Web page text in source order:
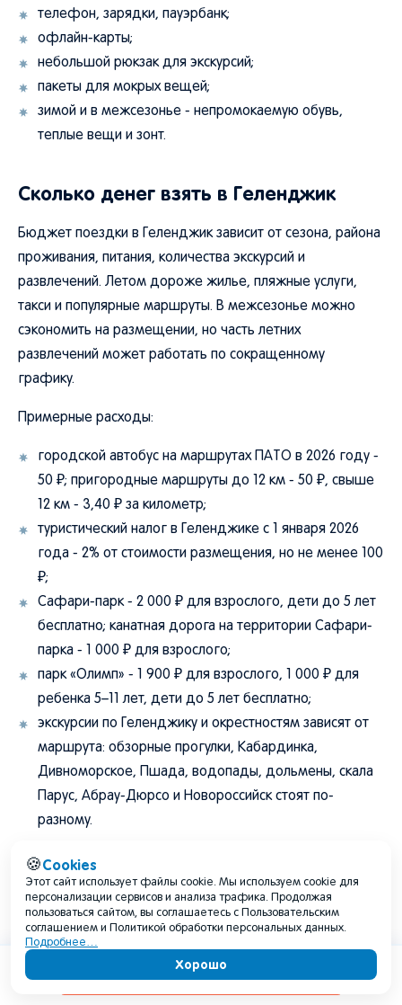
телефон, зарядки, пауэрбанк;
офлайн-карты;
небольшой рюкзак для экскурсий;
пакеты для мокрых вещей;
зимой и в межсезонье - непромокаемую обувь,
теплые вещи и зонт.
Сколько денег взять в Геленджик
Бюджет поездки в Геленджик зависит от сезона, района
проживания, питания, количества экскурсий и
развлечений. Летом дороже жилье, пляжные услуги,
такси и популярные маршруты. В межсезонье можно
сэкономить на размещении, но часть летних
развлечений может работать по сокращенному
графику.
Примерные расходы:
городской автобус на маршрутах ПАТО в 2026 году -
50 ₽; пригородные маршруты до 12 км - 50 ₽, свыше
12 км - 3,40 ₽ за километр;
туристический налог в Геленджике с 1 января 2026
года - 2% от стоимости размещения, но не менее 100
₽;
Сафари-парк - 2 000 ₽ для взрослого, дети до 5 лет
бесплатно; канатная дорога на территории Сафари-
парка - 1 000 ₽ для взрослого;
парк «Олимп» - 1 900 ₽ для взрослого, 1 000 ₽ для
ребенка 5–11 лет, дети до 5 лет бесплатно;
экскурсии по Геленджику и окрестностям зависят от
маршрута: обзорные прогулки, Кабардинка,
Дивноморское, Пшада, водопады, дольмены, скала
Парус, Абрау-Дюрсо и Новороссийск стоят по-
разному.
На 3 дня одному туристу разумно заложить примерно 15
000–30 000 ₽ без учета дороги до Геленджика и
проживания. На неделю - около 35 000–70 000 ₽ на
человека сверх билетов и жилья, если планируются
кафе, экскурсии, пляжные расходы, такси, канатные
дороги и сувениры.
Содержание
🍪Cookies
Этот сайт использует файлы cookie. Мы используем cookie для
персонализации сервисов и анализа трафика. Продолжая
пользоваться сайтом, вы соглашаетесь с Пользовательским
соглашением и Политикой обработки персональных данных.
Подробнее…
Хорошо